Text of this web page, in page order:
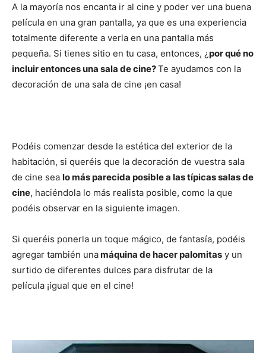
A la mayoría nos encanta ir al cine y poder ver una buena
película en una gran pantalla, ya que es una experiencia
totalmente diferente a verla en una pantalla más
pequeña. Si tienes sitio en tu casa, entonces, ¿por qué no
incluir entonces una sala de cine?Te ayudamos con la
decoración de una sala de cine ¡en casa!
Podéis comenzar desde la estética del exterior de la
habitación, si queréis que la decoración de vuestra sala
de cine sea lo más parecida posible a las típicas salas de
cine, haciéndola lo más realista posible, como la que
podéis observar en la siguiente imagen.
Si queréis ponerla un toque mágico, de fantasía, podéis
agregar también unamáquina de hacer palomitas y un
surtido de diferentes dulces para disfrutar de la
película ¡igual que en el cine!